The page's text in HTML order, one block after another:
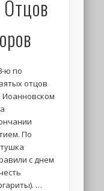
ю по
отцов
Иоанновском
По
с днем
…